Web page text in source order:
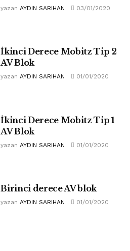
yazan AYDIN SARIHAN 03/01/2020
İkinci Derece Mobitz Tip 2
AV Blok
yazan AYDIN SARIHAN 01/01/2020
İkinci Derece Mobitz Tip 1
AV Blok
yazan AYDIN SARIHAN 01/01/2020
Birinci derece AV blok
yazan AYDIN SARIHAN 01/01/2020